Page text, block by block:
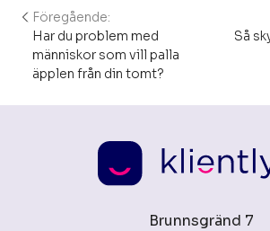
Inläggsnavigering
Föregående:
Har du problem med
människor som vill palla
äpplen från din tomt?
Så
Brunnsgränd 7